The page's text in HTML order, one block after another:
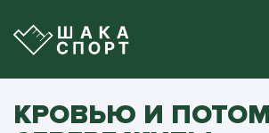
КРОВЬЮ И